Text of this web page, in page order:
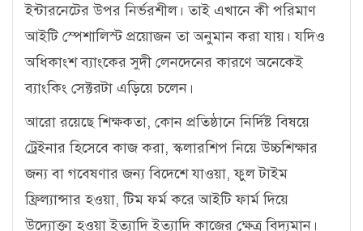
ইন্টারনেটের উপর নির্ভরশীল। তাই এখানে কী পরিমাণ
আইটি স্পেশালিস্ট প্রয়োজন তা অনুমান করা যায়। যদিও
অধিকাংশ ব্যাংকের সুদী লেনদেনের কারণে অনেকেই
ব্যাংকিং সেক্টরটা এড়িয়ে চলেন।
আরো রয়েছে শিক্ষকতা, কোন প্রতিষ্ঠানে নির্দিষ্ট বিষয়ে
ট্রেইনার হিসেবে কাজ করা, স্কলারশিপ নিয়ে উচ্চশিক্ষার
জন্য বা গবেষণার জন্য বিদেশে যাওয়া, ফুল টাইম
ফ্রিল্যান্সার হওয়া, টিম ফর্ম করে আইটি ফার্ম দিয়ে
উদ্যোক্তা হওয়া ইত্যাদি ইত্যাদি কাজের ক্ষেত্র বিদ্যমান।